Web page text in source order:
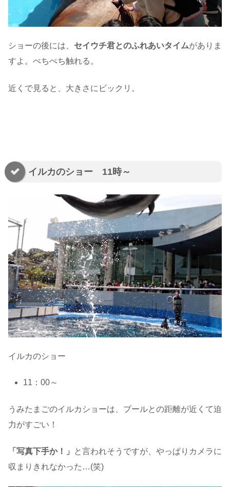
ショーの後には、 セイウチ君とのふれあいタイムがありま
すよ。ぺちぺち触れる。
近くで見ると、大きさにビックリ。
イルカのショー 11時～
イルカのショー
11：00～
うみたまごのイルカショーは、プールとの距離が近くて迫
力がすごい！
「写真下手か！」
と言われそうですが、やっぱりカメラに
収まりきれなかった…(笑)